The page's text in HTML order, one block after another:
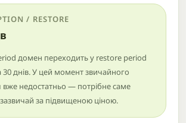
/ RESTORE
домен переходить у restore period
днів. У цей момент звичайного
недостатньо — потрібне саме
за підвищеною ціною.